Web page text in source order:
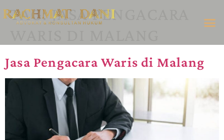
TAG:JASA PENGACARA
Jasa Pengacara Waris di Malang